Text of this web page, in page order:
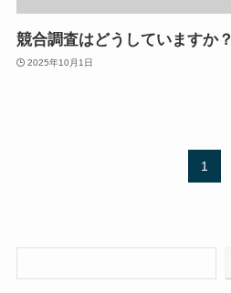
競合調査はどうしていますか？
2025年10月1日
1